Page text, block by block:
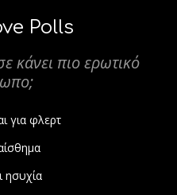
Polls
κάνει πιο ερωτικό
για φλερτ
ησυχία